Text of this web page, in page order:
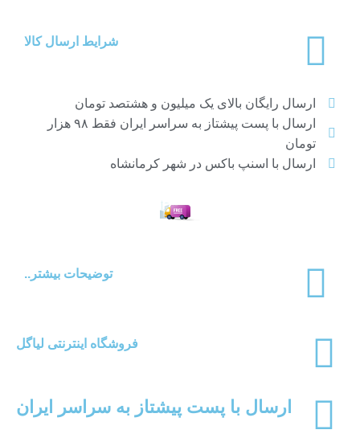
شرایط ارسال کالا
ارسال رایگان بالای یک میلیون و هشتصد تومان
ارسال با پست پیشتاز به سراسر ایران فقط ۹۸ هزار
تومان
ارسال با اسنپ باکس در شهر کرمانشاه
توضیحات بیشتر..
فروشگاه اینترنتی لیاگل
ارسال با پست پیشتاز به سراسر ایران